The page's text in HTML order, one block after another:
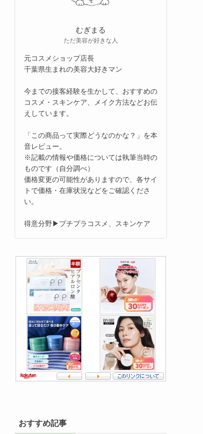
むぎまる
ただ美容が好きな人
元コスメショップ店長
千葉県生まれの美容大好きマン
今までの接客経験を生かして、おすすめの
コスメ・スキンケア、メイク方法などお伝
えしています。
「この商品って実際どうなのかな？」を本
音レビュー。
※記載の情報や価格については執筆当時の
ものです（自分調べ）
価格変更の可能性がありますので、各サイ
トで価格・在庫状況などをご確認くださ
い。
得意分野▶プチプラコスメ、スキンケア
おすすめ記事